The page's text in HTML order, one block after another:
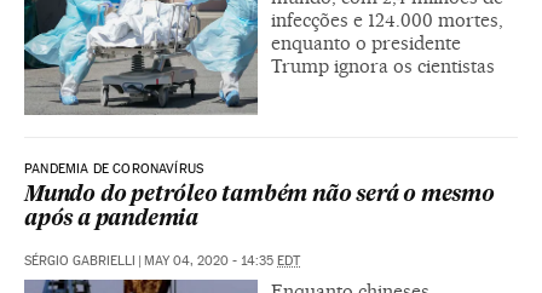
infecções e 124.000 mortes,
enquanto o presidente
Trump ignora os cientistas
PANDEMIA DE CORONAVÍRUS
Mundo do petróleo também não será o mesmo
após a pandemia
SÉRGIO GABRIELLI | MAY 04, 2020 - 14:35 EDT